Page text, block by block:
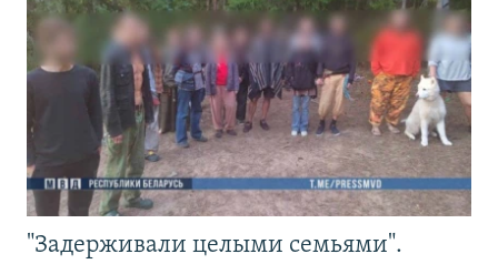
"Задерживали целыми семьями".